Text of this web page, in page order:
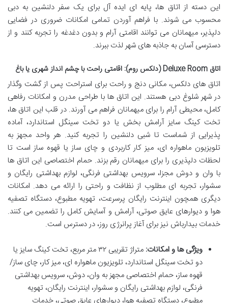
این دسته از اتاق ها، پایه ای ایده آل برای یک سفر دلنشین به دبی
محسوب می شوند. با فراهم آوردن تمامی امکانات ضروری در فضایی
دلپذیر، میهمانان می توانند اقامتی آرام و بدون دغدغه را تجربه کنند و از
دسترسی آسان به جاذبه های شهر لذت ببرند.
اتاق Deluxe Room (دلکس روم): اقامتی راحت با چشم انداز شهری یا باغ
اتاق های دلکس، مکانی دنج و راحت برای استراحت پس از گشت وگذار
در شهر شلوغ دبی هستند. این اتاق ها با طراحی مدرن و امکانات رفاهی
کامل، محیطی آرام را برای میهمانان فراهم می آورند. در قلب این اتاق ها،
تخت کینگ سایز آرامش بخش یا دو تخت سینگل استاندارد، آماده
پذیرایی از شماست تا شبی دلنشین را تجربه کنید. هر واحد مجهز به
تلویزیون ماهواره ای، میز کار کاربردی و چای ساز یا قهوه ساز است تا
لحظات دلپذیری را برای میهمانان رقم بزند. حمام اختصاصی این اتاق ها
با وان و دوش مجزا، سرویس بهداشتی فرنگی، لوازم بهداشتی رایگان و
سشوار، تجربه ای مطلوب از نظافت و راحتی را ارائه می دهد. امکانات
دیگری همچون اینترنت رایگان پرسرعت، تهویه مطبوع، دستگاه تصفیه
هوا و دیوارهای عایق صوتی، آرامش و آسایش کامل را تضمین می کنند.
خدمات بیدارباش نیز برای آغاز پرانرژی روز، در دسترس است.
ویژگی ها و امکانات:
متراژ تقریبی ۳۲ متر مربع، تخت کینگ سایز یا
دو تخت سینگل استاندارد، تلویزیون ماهواره ای، میز کار، چای ساز/
قهوه ساز، حمام اختصاصی مجهز به وان، دوش، سرویس بهداشتی
فرنگی، لوازم بهداشتی رایگان و سشوار، اینترنت رایگان، تهویه